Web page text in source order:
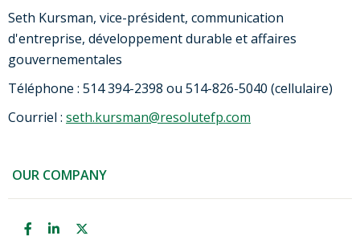
Seth Kursman, vice-président, communication
d'entreprise, développement durable et affaires
gouvernementales
Téléphone : 514 394-2398 ou 514-826-5040 (cellulaire)
Courriel : seth.kursman@resolutefp.com
OUR COMPANY